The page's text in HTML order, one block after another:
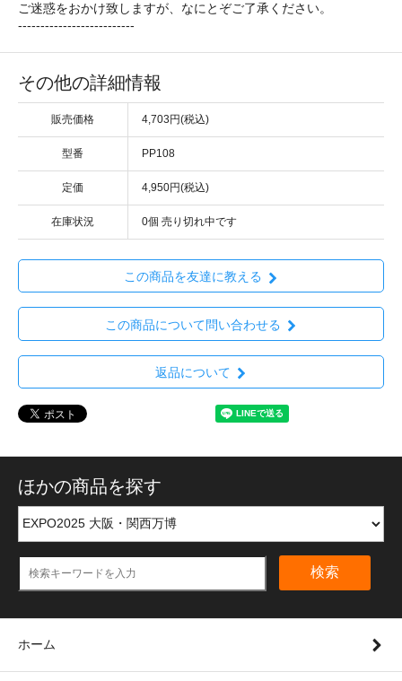
ご迷惑をおかけ致しますが、なにとぞご了承ください。
--------------------------
その他の詳細情報
販売価格 4,703円(税込)
型番 PP108
定価 4,950円(税込)
在庫状況 0個 売り切れ中です
この商品を友達に教える
この商品について問い合わせる
返品について
ほかの商品を探す
検索
ホーム